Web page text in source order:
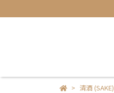
清酒 (SAKE)